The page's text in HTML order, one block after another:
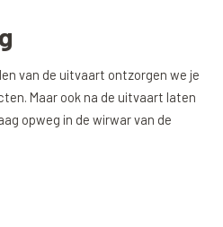
van de uitvaart ontzorgen we je
Maar ook na de uitvaart laten
opweg in de wirwar van de